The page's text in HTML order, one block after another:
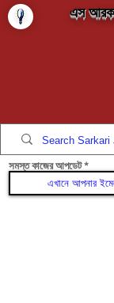
এস
সমস্ত কাজের আপডেট